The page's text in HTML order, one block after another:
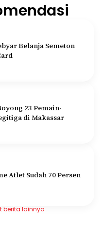
Belanja Semeton
23 Pemain-
di Makassar
Atlet Sudah 70 Persen
berita lainnya